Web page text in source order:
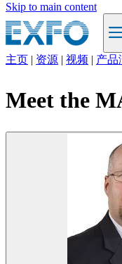
Skip to main content
产
主页 | 资源 | 视频 | 产品
Meet the